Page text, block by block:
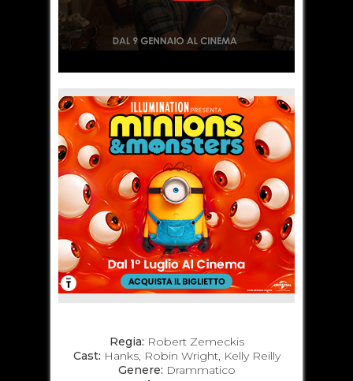
Regia: Robert Zemeckis
Cast: Hanks, Robin Wright, Kelly Reilly
Genere: Drammatico